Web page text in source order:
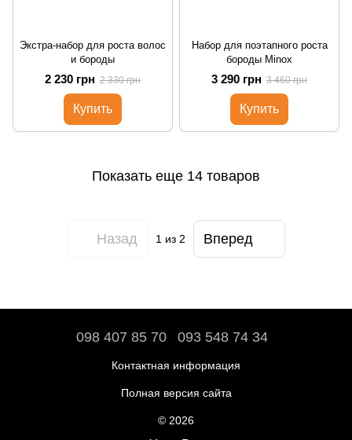
Экстра-набор для роста волос
и бороды
2 230 грн 2 330 грн
Купить
Набор для поэтапного роста
бороды Minox
3 290 грн 3 460 грн
Купить
Показать еще 14 товаров
Назад 1из 2 Вперед
098 407 85 70 093 548 74 34
Контактная информация
Полная версия сайта
© 2026